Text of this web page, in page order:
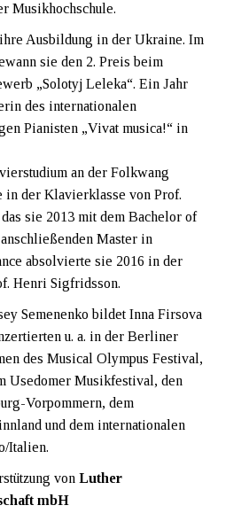
Musikhochschule.
Ausbildung in der Ukraine. Im
sie den 2. Preis beim
„Solotyj Leleka“. Ein Jahr
des internationalen
Pianisten „Vivat musica!“ in
an der Folkwang
in der Klavierklasse von Prof.
sie 2013 mit dem Bachelor of
Master in
absolvierte sie 2016 in der
Henri Sigfridsson.
Semenenko bildet Inna Firsova
u. a. in der Berliner
des Musical Olympus Festival,
Usedomer Musikfestival, den
Vorpommern, dem
und dem internationalen
Italien.
von Luther
mbH